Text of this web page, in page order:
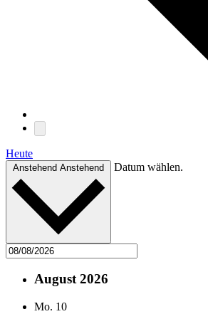
Heute
Anstehend Anstehend Datum wählen.
August 2026
Mo. 10